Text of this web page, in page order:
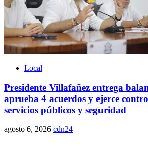
Local
Presidente Villafañez entrega
aprueba 4 acuerdos y ejerce
servicios públicos y seguridad
agosto 6, 2026 cdn24